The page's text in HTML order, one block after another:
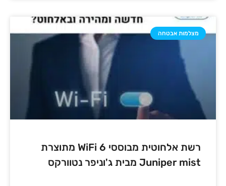
מצלמות אבטחה
רשת אלחוטית מבוססי 6 WiFi מתוצרת
Juniper mist מבית ג'וניפר נטוורקס